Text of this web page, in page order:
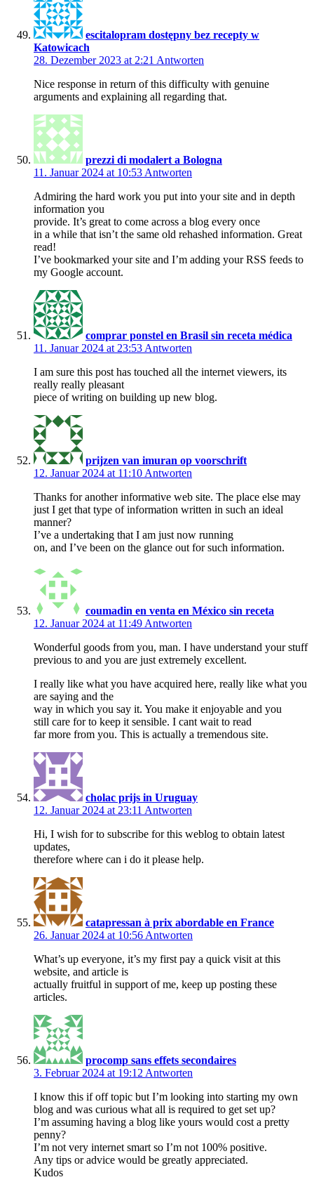
escitalopram dostępny bez recepty w
Katowicach
28. Dezember 2023 at 2:21 Antworten
Nice response in return of this difficulty with genuine
arguments and explaining all regarding that.
prezzi di modalert a Bologna
11. Januar 2024 at 10:53 Antworten
Admiring the hard work you put into your site and in depth
information you
provide. It’s great to come across a blog every once
in a while that isn’t the same old rehashed information. Great
read!
I’ve bookmarked your site and I’m adding your RSS feeds to
my Google account.
comprar ponstel en Brasil sin receta médica
11. Januar 2024 at 23:53 Antworten
I am sure this post has touched all the internet viewers, its
really really pleasant
piece of writing on building up new blog.
prijzen van imuran op voorschrift
12. Januar 2024 at 11:10 Antworten
Thanks for another informative web site. The place else may
just I get that type of information written in such an ideal
manner?
I’ve a undertaking that I am just now running
on, and I’ve been on the glance out for such information.
coumadin en venta en México sin receta
12. Januar 2024 at 11:49 Antworten
Wonderful goods from you, man. I have understand your stuff
previous to and you are just extremely excellent.
I really like what you have acquired here, really like what you
are saying and the
way in which you say it. You make it enjoyable and you
still care for to keep it sensible. I cant wait to read
far more from you. This is actually a tremendous site.
cholac prijs in Uruguay
12. Januar 2024 at 23:11 Antworten
Hi, I wish for to subscribe for this weblog to obtain latest
updates,
therefore where can i do it please help.
catapressan à prix abordable en France
26. Januar 2024 at 10:56 Antworten
What’s up everyone, it’s my first pay a quick visit at this
website, and article is
actually fruitful in support of me, keep up posting these
articles.
procomp sans effets secondaires
3. Februar 2024 at 19:12 Antworten
I know this if off topic but I’m looking into starting my own
blog and was curious what all is required to get set up?
I’m assuming having a blog like yours would cost a pretty
penny?
I’m not very internet smart so I’m not 100% positive.
Any tips or advice would be greatly appreciated.
Kudos